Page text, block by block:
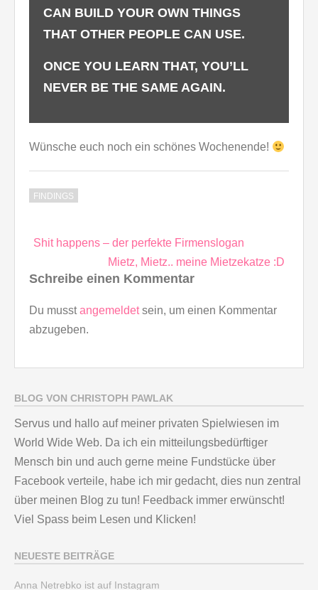
CAN BUILD YOUR OWN THINGS
THAT OTHER PEOPLE CAN USE.
ONCE YOU LEARN THAT, YOU’LL
NEVER BE THE SAME AGAIN.
Wünsche euch noch ein schönes Wochenende!
FINDINGS
Beitragsnavigation
Shit happens – der perfekte Firmenslogan
Mietz, Mietz.. meine Mietzekatze :D
Schreibe einen Kommentar
Du musstangemeldetsein, um einen Kommentar
abzugeben.
BLOG VON CHRISTOPH PAWLAK
Servus und hallo auf meiner privaten Spielwiesen im
World Wide Web. Da ich ein mitteilungsbedürftiger
Mensch bin und auch gerne meine Fundstücke über
Facebook verteile, habe ich mir gedacht, dies nun zentral
über meinen Blog zu tun! Feedback immer erwünscht!
Viel Spass beim Lesen und Klicken!
NEUESTE BEITRÄGE
Anna Netrebko ist auf Instagram